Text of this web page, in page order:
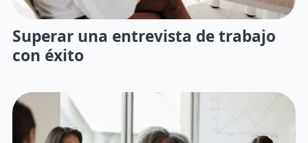
Superar una entrevista de trabajo
con éxito